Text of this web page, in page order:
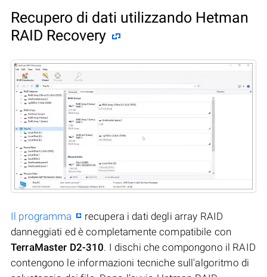
Recupero di dati utilizzando Hetman
RAID Recovery
Il programma
recupera i dati degli array RAID
danneggiati ed è completamente compatibile con
TerraMaster D2-310. I dischi che compongono il RAID
contengono le informazioni tecniche sull'algoritmo di